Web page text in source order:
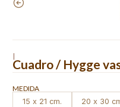
|
Cuadro / Hygge
MEDIDA
15 x 21 cm.
20 x 30